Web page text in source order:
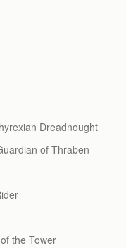
Dreadnought
of Thraben
the Tower